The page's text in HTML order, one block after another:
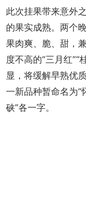
此次挂果带来意外
的果实成熟。两个
果肉爽、脆、甜，
度不高的“三月红”“
显，将缓解早熟优
一新品种暂命名为“
硖”各一字。